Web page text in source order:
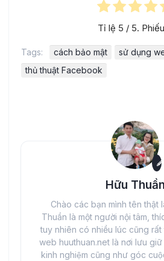
Tỉ lệ 5 / 5.
Tags: cách bảo mật
sử dụng
thủ thuật Facebook
Hữu Thuần
Chào các bạn mình tên thật
Thuần là một người nội tâm,
tuy nhiên có nhiều lúc cũng
web huuthuan.net là nơi lưu
kinh nghiệm cũng như góc